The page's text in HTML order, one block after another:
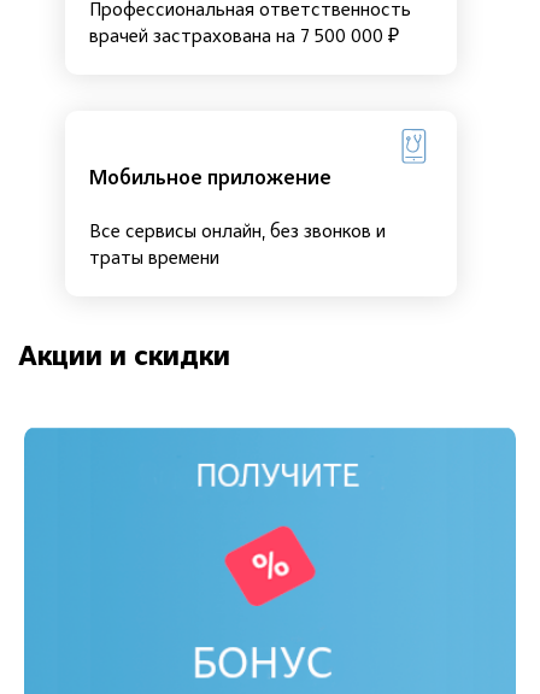
Профессиональная ответственность
врачей застрахована на 7 500 000 ₽
Мобильное приложение
Все сервисы онлайн, без звонков и
траты времени
Акции и скидки